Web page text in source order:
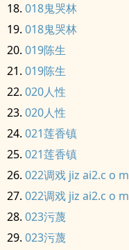
018鬼哭林
018鬼哭林
019陈生
019陈生
020人性
020人性
021莲香镇
021莲香镇
022调戏 jiz ai2.c o m
022调戏 jiz ai2.c o m
023污蔑
023污蔑